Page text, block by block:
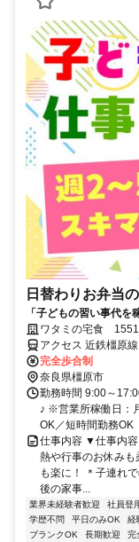
日替わりお弁当
「子どもの習い事代
悩みに寄り添う環境が
能。子連れ配達もでき
ワタミの宅食
アクセス 近鉄橿原
山線 金橋徒歩約21
完全歩合制
奈良県橿原市
勤務時間 9:00～
♪ ※営業所稼働日：
OK／短時間勤務OK
仕事内容 ▼仕事内容
熱や行事のお休み
も楽に！ ＊子連れ
後の家事...
業界未経験者歓迎 社員登
学歴不問
平日のみOK 経
ブランクOK
長期歓迎 完